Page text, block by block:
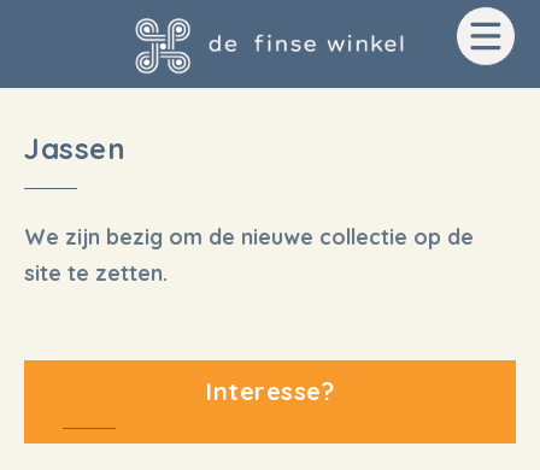
de
inhoud
de
sidebar
de
Jassen
We zijn bezig om de nieuwe collectie op de
site te zetten.
Interesse?